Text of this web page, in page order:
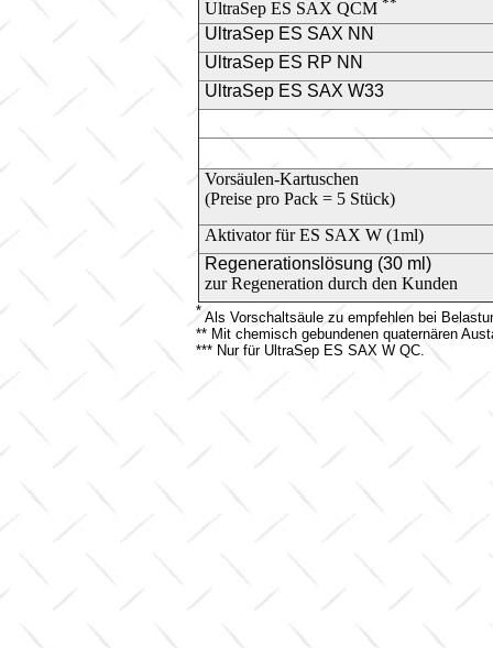
UltraSep ES SAX QCM
UltraSep ES SAX NN
UltraSep ES RP NN
UltraSep ES SAX W33
Vorsäulen-Kartuschen
(Preise pro Pack = 5 Stück)
Aktivator für ES SAX W (1ml)
Regenerationslösung (30 ml)
zur Regeneration durch den Kunden
* Als Vorschaltsäule zu empfehlen bei
** Mit chemisch gebundenen quaternären
*** Nur für UltraSep ES SAX W QC.